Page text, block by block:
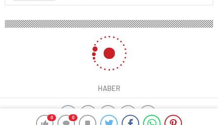
0 0
HABER